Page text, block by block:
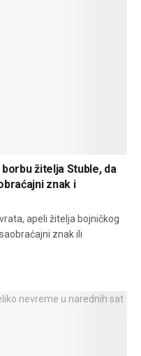
žitelja Stuble, da
znak i
apeli žitelja bojničkog
znak ili